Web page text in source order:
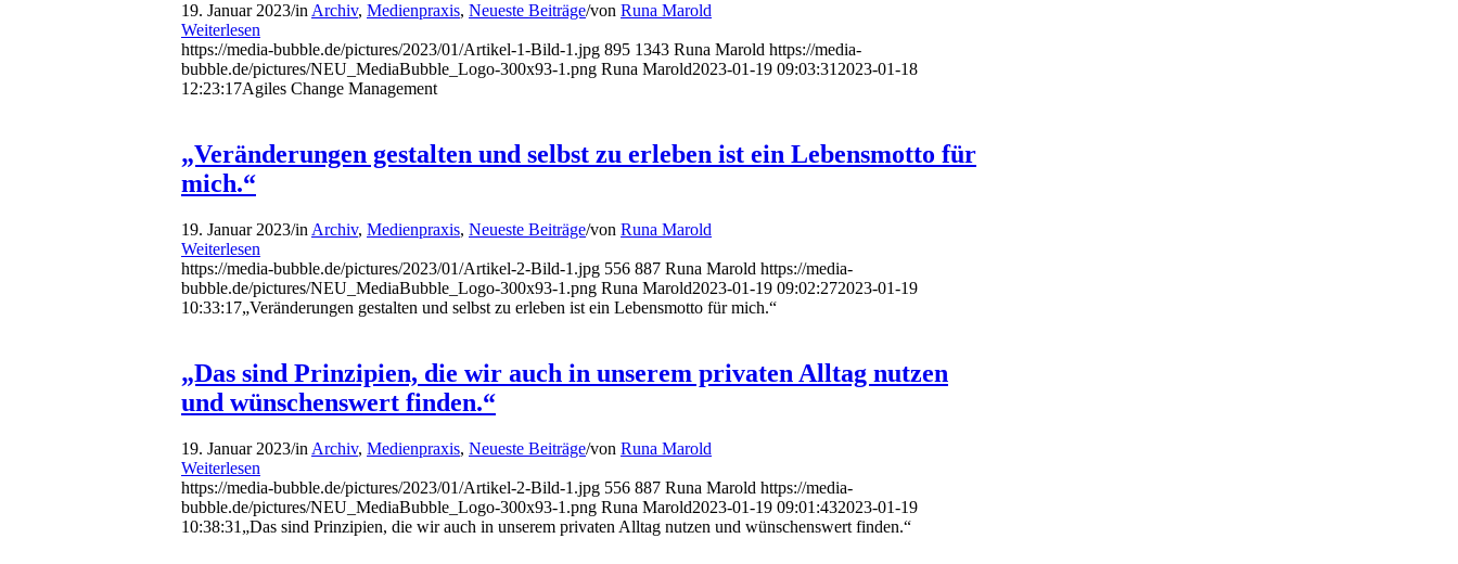
19. Januar 2023/in Archiv, Medienpraxis, Neueste Beiträge/von Runa Marold
Weiterlesen
https://media-bubble.de/pictures/2023/01/Artikel-1-Bild-1.jpg 895 1343 Runa Marold https://media-
bubble.de/pictures/NEU_MediaBubble_Logo-300x93-1.png Runa Marold2023-01-19 09:03:31 2023-01-18
12:23:17Agiles Change Management
„Veränderungen gestalten und selbst zu erleben ist ein Lebensmotto für
mich.“
19. Januar 2023/in Archiv, Medienpraxis, Neueste Beiträge/von Runa Marold
Weiterlesen
https://media-bubble.de/pictures/2023/01/Artikel-2-Bild-1.jpg 556 887 Runa Marold https://media-
bubble.de/pictures/NEU_MediaBubble_Logo-300x93-1.png Runa Marold2023-01-19 09:02:272023-01-19
10:33:17„Veränderungen gestalten und selbst zu erleben ist ein Lebensmotto für mich.“
„Das sind Prinzipien, die wir auch in unserem privaten Alltag nutzen
und wünschenswert finden.“
19. Januar 2023/in Archiv, Medienpraxis, Neueste Beiträge/von Runa Marold
Weiterlesen
https://media-bubble.de/pictures/2023/01/Artikel-2-Bild-1.jpg 556 887 Runa Marold https://media-
bubble.de/pictures/NEU_MediaBubble_Logo-300x93-1.png Runa Marold2023-01-19 09:01:432023-01-19
10:38:31 „Das sind Prinzipien, die wir auch in unserem privaten Alltag nutzen und wünschenswert finden.“